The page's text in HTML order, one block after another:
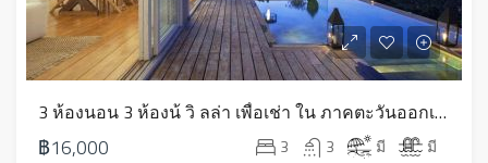
3 ห้องนอน 3 ห้องน้ วิ ลล่า เพื่อเช่า ใน ภาคตะวันออกเฉียงเหนือ – LV0152
฿16,000 3 3 มี มี